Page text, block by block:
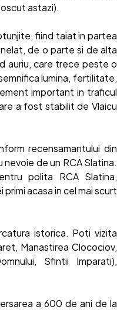
astazi).
fiind taiat in partea
de o parte si de alta
auriu, care trece peste o
lumina, fertilitate,
important in traficul
a fost stabilit de Vlaicu
recensamantului din
de un RCA Slatina.
polita RCA Slatina,
acasa in cel mai scurt
istorica. Poti vizita
Manastirea Clocociov,
Sfintii Imparati),
a 600 de ani de la